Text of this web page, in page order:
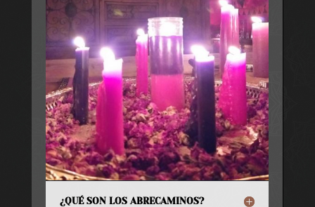
¿QUÉ SON LOS ABRECAMINOS?